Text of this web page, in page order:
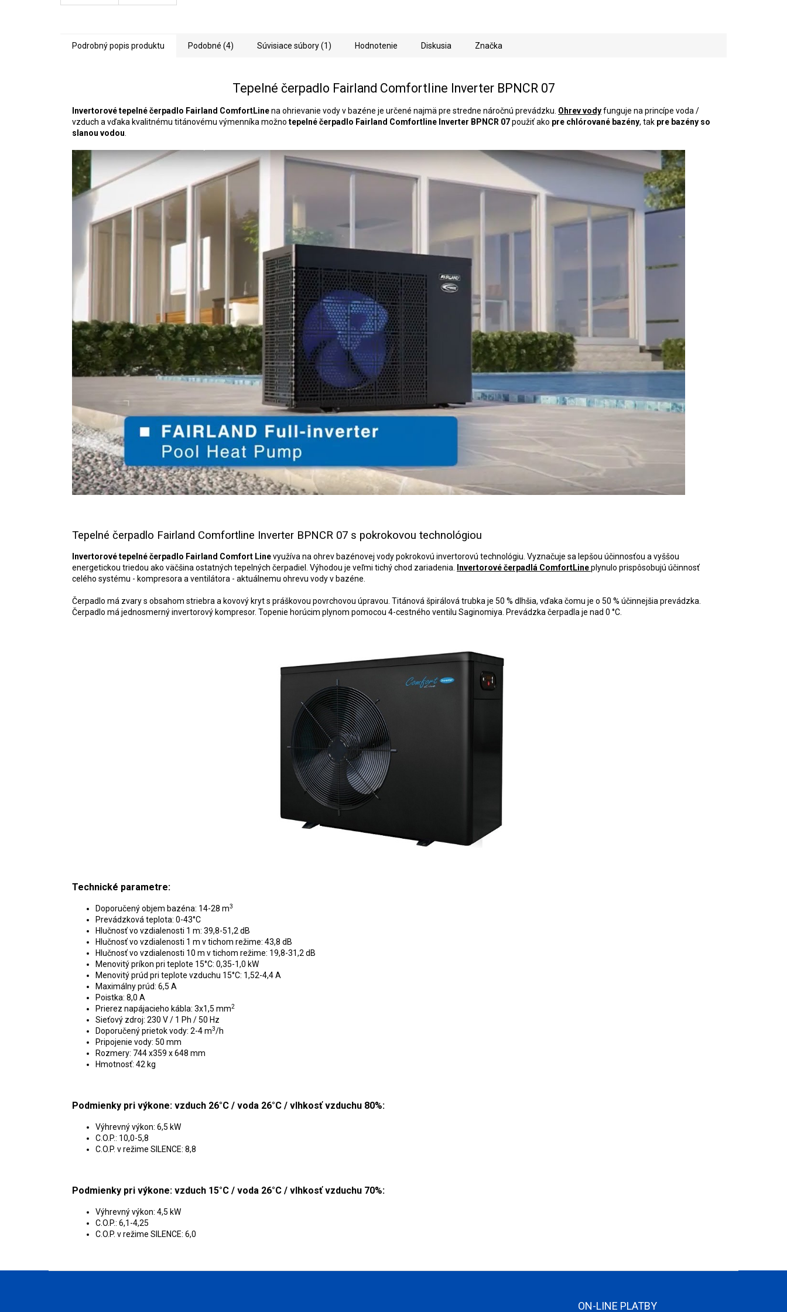
Podrobný popis produktu Podobné (4) Súvisiace súbory (1) Hodnotenie Diskusia Značka
Tepelné čerpadlo Fairland Comfortline Inverter BPNCR 07
Invertorové tepelné čerpadlo Fairland ComfortLinena ohrievanie vody v bazéne je určené najmä pre stredne náročnú prevádzku. Ohrev vodyfunguje na princípe voda /
vzduch a vďaka kvalitnému titánovému výmenníka možno tepelné čerpadlo Fairland Comfortline Inverter BPNCR 07použiť ako pre chlórované bazény, tak pre bazény so
slanou vodou
Tepelné čerpadlo Fairland Comfortline Inverter BPNCR 07 s pokrokovou technológiou
Invertorové tepelné čerpadlo Fairland Comfort Linevyužíva na ohrev bazénovej vody pokrokovú invertorovú technológiu. Vyznačuje sa lepšou účinnosťou a vyššou
energetickou triedou ako väčšina ostatných tepelných čerpadiel. Výhodou je veľmi tichý chod zariadenia. Invertorové čerpadlá ComfortLineplynulo prispôsobujú účinnosť
celého systému - kompresora a ventilátora - aktuálnemu ohrevu vody v bazéne.
Čerpadlo má zvary s obsahom striebra a kovový kryt s práškovou povrchovou úpravou. Titánová špirálová trubka je 50 % dlhšia, vďaka čomu je o 50 % účinnejšia prevádzka.
Čerpadlo má jednosmerný invertorový kompresor. Topenie horúcim plynom pomocou 4-cestného ventilu Saginomiya. Prevádzka čerpadla je nad 0 °C.
Technické parametre:
Doporučený objem bazéna: 14-28 m3
Prevádzková teplota: 0-43°C
Hlučnosť vo vzdialenosti 1 m: 39,8-51,2 dB
Hlučnosť vo vzdialenosti 1 m v tichom režime: 43,8 dB
Hlučnosť vo vzdialenosti 10 m v tichom režime: 19,8-31,2 dB
Menovitý príkon pri teplote 15°C: 0,35-1,0 kW
Menovitý prúd pri teplote vzduchu 15°C: 1,52-4,4 A
Maximálny prúd: 6,5 A
Poistka: 8,0 A
Prierez napájacieho kábla: 3x1,5 mm2
Sieťový zdroj: 230 V / 1 Ph / 50 Hz
Doporučený prietok vody: 2-4 m3/h
Pripojenie vody: 50 mm
Rozmery: 744 x359 x 648 mm
Hmotnosť: 42 kg
Podmienky pri výkone: vzduch 26°C / voda 26°C / vlhkosť vzduchu 80%:
Výhrevný výkon: 6,5 kW
C.O.P.: 10,0-5,8
C.O.P. v režime SILENCE: 8,8
Podmienky pri výkone: vzduch 15°C / voda 26°C / vlhkosť vzduchu 70%:
Výhrevný výkon: 4,5 kW
C.O.P.: 6,1-4,25
C.O.P. v režime SILENCE: 6,0
ON-LINE PLATBY